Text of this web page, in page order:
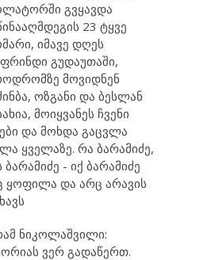
გვყავდა
23 ტყვე
იმავე დღეს
გუდაუთაში,
მოვიდნენ
ოზგანი და ბესლან
მოიყვანეს ჩვენი
და მოხდა გაცვლა
ყველაზე. რა ბარამიძე,
ბარამიძე - იქ ბარამიძე
ყოფილა და არც არავის
ნიკოლაშვილი:
ვერ გადაწერთ.